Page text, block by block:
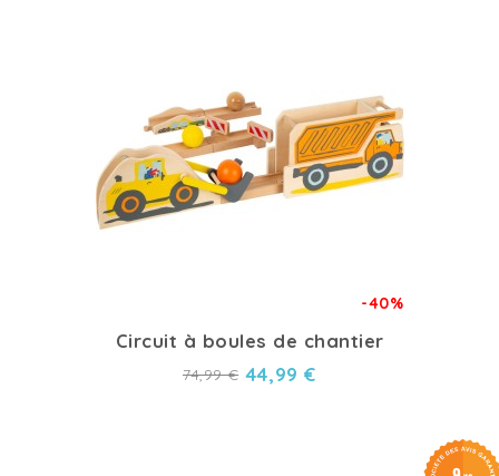
Circuit à boules de chantier
74,99 €
-40%
44,99 €